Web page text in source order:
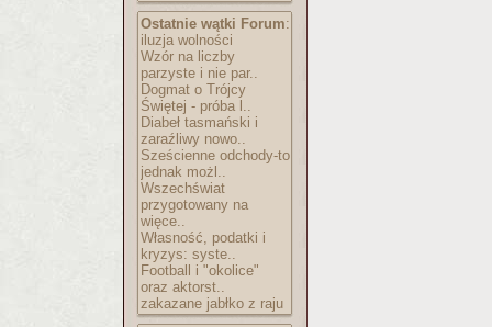
Ostatnie wątki Forum:
iluzja wolności
Wzór na liczby
parzyste i nie par..
Dogmat o Trójcy
Świętej - próba l..
Diabeł tasmański i
zaraźliwy nowo..
Sześcienne odchody-to
jednak możl..
Wszechświat
przygotowany na
więce..
Własność, podatki i
kryzys: syste..
Football i "okolice"
oraz aktorst..
zakazane jabłko z raju